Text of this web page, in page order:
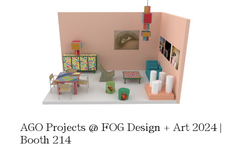
AGO Projects @ FOG Design + Art 2024 |
Booth 214